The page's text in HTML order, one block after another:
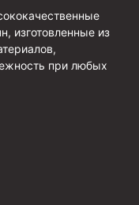
изготовленные из
при любых